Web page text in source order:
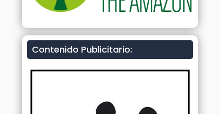
Contenido Publicitario: